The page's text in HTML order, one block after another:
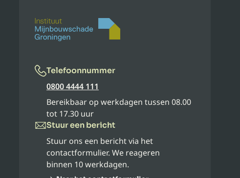
Telefoonnummer
0800 4444 111
Bereikbaar op werkdagen tussen 08.00
tot 17.30 uur
Stuur een bericht
Stuur ons een bericht via het
contactformulier. We reageren
binnen 10 werkdagen.